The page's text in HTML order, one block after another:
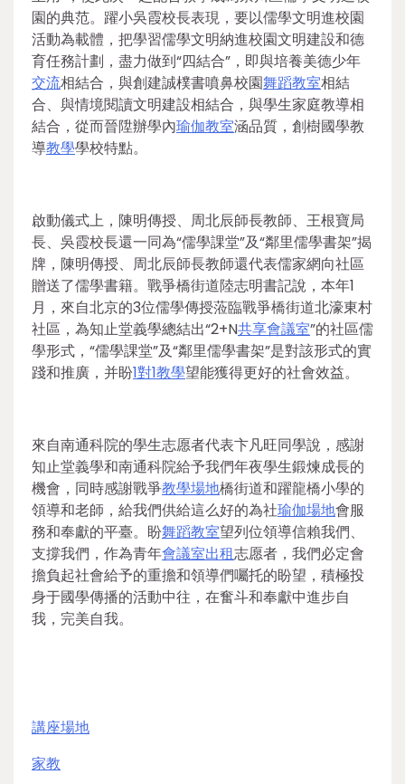
園的典范。躍小吳霞校長表現，要以儒學文明進校園
活動為載體，把學習儒學文明納進校園文明建設和德
育任務計劃，盡力做到“四結合”，即與培養美德少年
交流相結合，與創建誠樸書噴鼻校園舞蹈教室相結
合、與情境閱讀文明建設相結合，與學生家庭教導相
結合，從而晉陞辦學內瑜伽教室涵品質，創樹國學教
導教學學校特點。
啟動儀式上，陳明傳授、周北辰師長教師、王根寶局
長、吳霞校長還一同為“儒學課堂”及“鄰里儒學書架”揭
牌，陳明傳授、周北辰師長教師還代表儒家網向社區
贈送了儒學書籍。戰爭橋街道陸志明書記說，本年1
月，來自北京的3位儒學傳授蒞臨戰爭橋街道北濠東村
社區，為知止堂義學總結出“2+N共享會議室”的社區儒
學形式，“儒學課堂”及“鄰里儒學書架”是對該形式的實
踐和推廣，并盼1對1教學望能獲得更好的社會效益。
來自南通科院的學生志愿者代表卞凡旺同學說，感謝
知止堂義學和南通科院給予我們年夜學生鍛煉成長的
機會，同時感謝戰爭教學場地橋街道和躍龍橋小學的
領導和老師，給我們供給這么好的為社瑜伽場地會服
務和奉獻的平臺。盼舞蹈教室望列位領導信賴我們、
支撐我們，作為青年會議室出租志愿者，我們必定會
擔負起社會給予的重擔和領導們囑托的盼望，積極投
身于國學傳播的活動中往，在奮斗和奉獻中進步自
我，完美自我。
講座場地
家教